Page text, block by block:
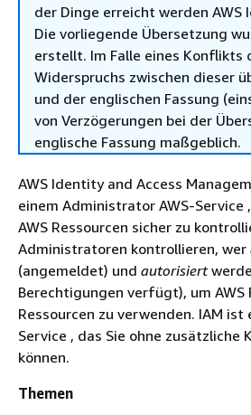
der Dinge erreicht werden AWS
Die vorliegende Übersetzung
erstellt. Im Falle eines Konflikts
Widerspruchs zwischen dieser
und der englischen Fassung
von Verzögerungen bei der
englische Fassung maßgeblich.
AWS Identity and Access
einem Administrator AWS-
AWS Ressourcen sicher zu
Administratoren kontrollieren, wer
(angemeldet) und autorisiert
Berechtigungen verfügt), um AWS
Ressourcen zu verwenden. IAM ist
Service , das Sie ohne zusätzliche
können.
Themen